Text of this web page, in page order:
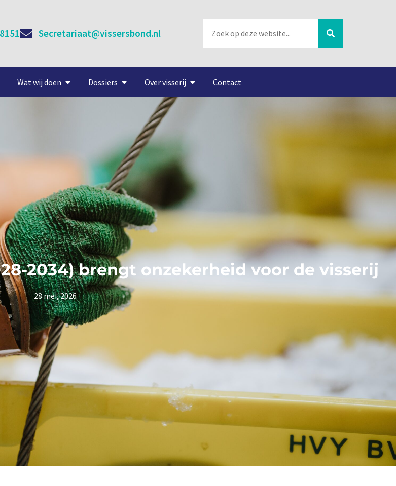
Secretariaat@vissersbond.nl
Wat wij doen Dossiers Over visserij Contact
2034) brengt onzekerheid voor de visserij
28 mei, 2026